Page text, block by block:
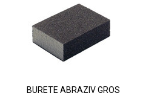
BURETE ABRAZIV GROS